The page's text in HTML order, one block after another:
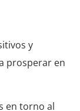
y
prosperar en
en torno al